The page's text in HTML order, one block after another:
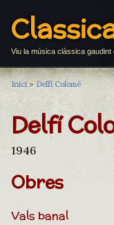
Viu la música clàssica
Inici> Delfí Colomé
Delfí
1946
Obres
Vals banal